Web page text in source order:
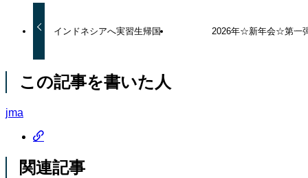
インドネシアへ実習生帰国 2026年☆新年会☆第一
この記事を書いた人
jma
関連記事